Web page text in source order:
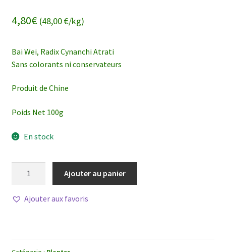
4,80€(48,00 €/kg)
Bai Wei, Radix Cynanchi Atrati
Sans colorants ni conservateurs
Produit de Chine
Poids Net 100g
En stock
Wei
Ajouter au panier
Ajouter aux favoris